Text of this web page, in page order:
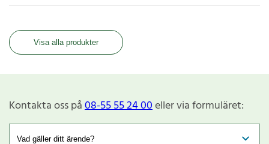
Visa alla produkter
Kontakta oss på08-55 55 24 00eller via formuläret: